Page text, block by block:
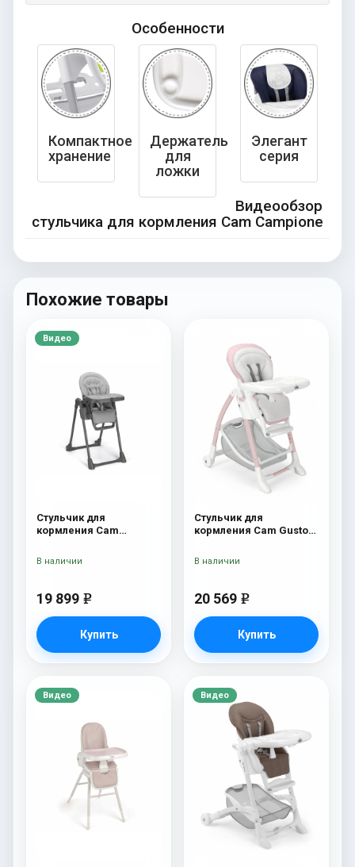
Особенности
Компактное
хранение
Держатель
для
ложки
Элегант
серия
Видеообзор
стульчика для кормления Cam Campione
Похожие товары
Видео
Стульчик для
кормления Cam
серый
19 899 e
Купить
В наличии
Стульчик для
кормления Cam Gusto
20 569 e
Купить
В наличии
Видео Видео